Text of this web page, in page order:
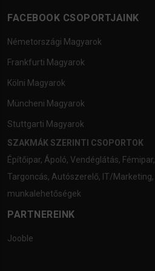
FACEBOOK CSOPORTJAINK
Németországi Magyarok
Frankfurti Magyarok
Kölni Magyarok
Müncheni Magyarok
Stuttgarti Magyarok
SZAKMÁK SZERINTI CSOPORTOK
Építőipar, Ápoló, Vendéglátás, Fémipar,
Targoncás, Autószerelő, IT/Marketing,
munkalehetőségek
PARTNEREINK
Jooble